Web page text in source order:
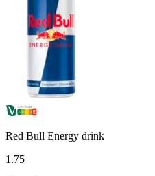
Red Bull Energy drink
1 .75